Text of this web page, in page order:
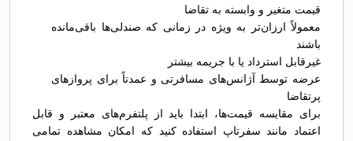
قیمت متغیر و وابسته به تقاضا
معمولاً ارزان‌تر به ویژه در زمانی که صندلی‌ها باقی‌مانده
باشند
غیرقابل استرداد یا با جریمه بیشتر
عرضه توسط آژانس‌های مسافرتی و عمدتاً برای پروازهای
پرتقاضا
برای مقایسه قیمت‌ها، ابتدا باید از پلتفرم‌های معتبر و قابل
اعتماد مانند سفرتاپ استفاده کنید که امکان مشاهده تمامی